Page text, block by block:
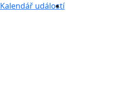
Kalendář událostí